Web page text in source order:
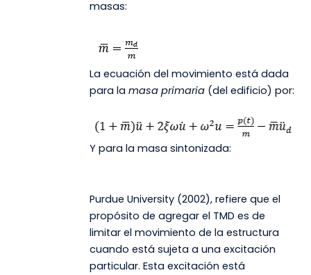
masas:
La ecuación del movimiento está dada
para la masa primaria(del edificio) por:
Y para la masa sintonizada:
Purdue University (2002), refiere que el
propósito de agregar el TMD es de
limitar el movimiento de la estructura
cuando está sujeta a una excitación
particular. Esta excitación está